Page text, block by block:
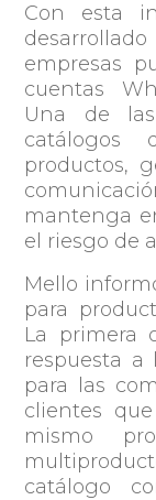
Con esta
empresas
cuentas
Una de
productos,
mantenga
el riesgo de
Mello
para
La primera
respuesta a
para las
clientes
mismo
catálogo